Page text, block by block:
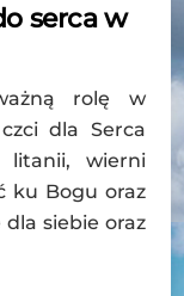
serca w
rolę w
dla Serca
litanii, wierni
ku Bogu oraz
dla siebie oraz